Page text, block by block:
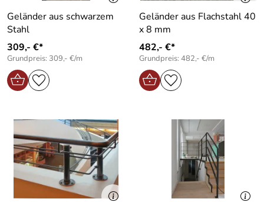
Geländer aus schwarzem
Stahl
309,- €*
Grundpreis: 309,- €/m
Geländer aus Flachstahl 40
x 8 mm
482,- €*
Grundpreis: 482,- €/m